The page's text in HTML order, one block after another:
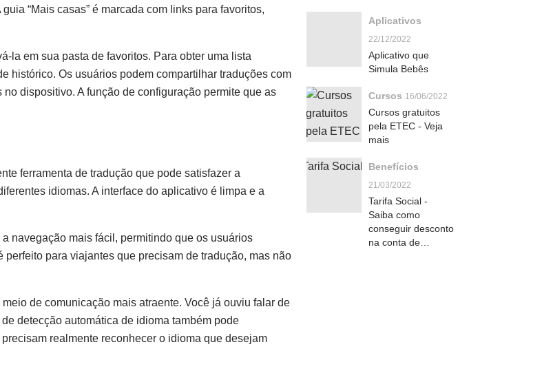
“Mais casas” é marcada com links para favoritos,
la em sua pasta de favoritos. Para obter uma lista
histórico. Os usuários podem compartilhar traduções com
dispositivo. A função de configuração permite que as
ferramenta de tradução que pode satisfazer a
idiomas. A interface do aplicativo é limpa e a
navegação mais fácil, permitindo que os usuários
para viajantes que precisam de tradução, mas não
de comunicação mais atraente. Você já ouviu falar de
detecção automática de idioma também pode
realmente reconhecer o idioma que desejam
Aplicativos
22/12/2022
Aplicativo que
Simula Bebês
Cursos 16/06/2022
Cursos gratuitos
pela ETEC - Veja
mais
Benefícios
21/03/2022
Tarifa Social -
Saiba como
conseguir desconto
na conta de